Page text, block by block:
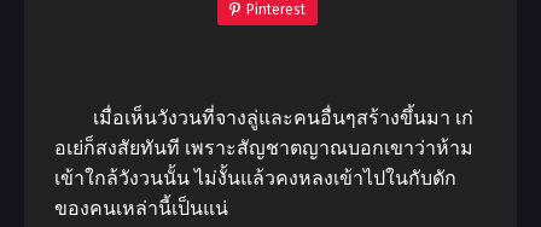
Pinterest
เมื่อเห็นวังวนที่จางลู่และคนอื่นๆสร้างขึ้นมา เก่
อเย่ก็สงสัยทันที เพราะสัญชาตญาณบอกเขาว่าห้าม
เข้าใกล้วังวนนั้น ไม่งั้นแล้วคงหลงเข้าไปในกับดัก
ของคนเหล่านี้เป็นแน่